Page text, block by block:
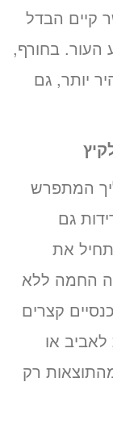
קיים הבדל
העור. בחורף,
יותר, גם
המתפרש
גם
את
החמה ללא
קצרים
לאביב או
רק